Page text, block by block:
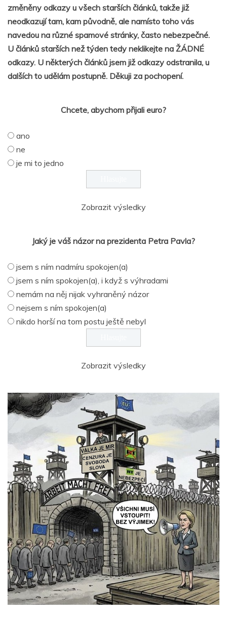
změněny odkazy u všech starších článků, takže již
neodkazují tam, kam původně, ale namísto toho vás
navedou na různé spamové stránky, často nebezpečné.
U článků starších než týden tedy neklikejte na ŽÁDNÉ
odkazy. U některých článků jsem již odkazy odstranila, u
dalších to udělám postupně. Děkuji za pochopení.
Chcete, abychom přijali euro?
ano
ne
je mi to jedno
Zobrazit výsledky
Jaký je váš názor na prezidenta Petra Pavla?
jsem s ním nadmíru spokojen(a)
jsem s ním spokojen(a), i když s výhradami
nemám na něj nijak vyhraněný názor
nejsem s ním spokojen(a)
nikdo horší na tom postu ještě nebyl
Zobrazit výsledky